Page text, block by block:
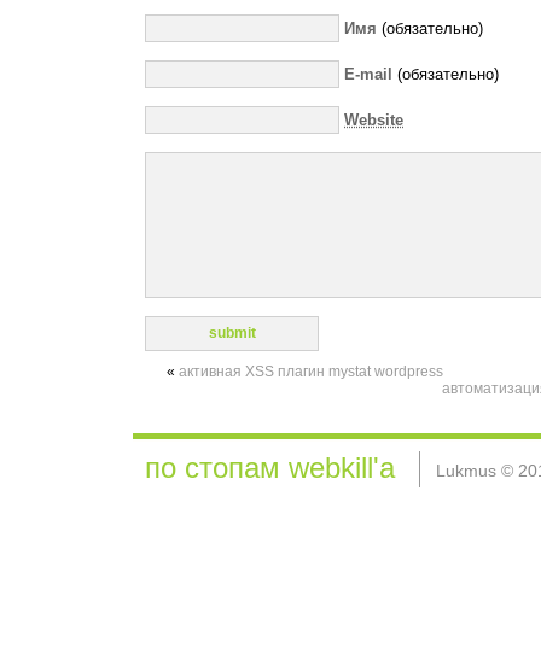
Имя (обязательно)
E-mail (обязательно)
Website
« активная XSS плагин mystat wordpress
по стопам webkill'а Lukmus ©